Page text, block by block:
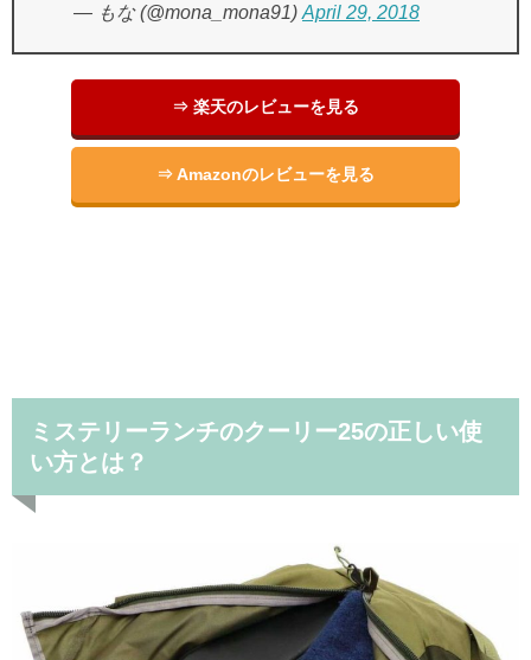
— もな (@mona_mona91) April 29, 2018
⇒ 楽天のレビューを見る
⇒ Amazonのレビューを見る
ミステリーランチのクーリー25の正しい使
い方とは？